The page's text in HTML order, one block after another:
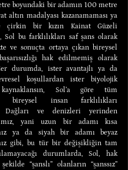
boyundaki bir adamın 100 metre
altın madalyası kazanamaması ya
çirkin bir kızın Kainat Güzeli
Sol bu farklılıkları saf şans olarak
ve sonuçta ortaya çıkan bireysel
hak edilmemiş olarak
durumda, ister avantajlı ya da
koşullardan ister biyolojik
Sol’a göre tüm
bireysel insan farklılıkları
Dağları ve denizleri yerinden
yani uzun bir adamı kısa
ya da siyah bir adamı beyaz
gibi, bu tür bir değişikliğin tam
durumlarda, Sol, hak
“şanslı” olanların “şanssız”